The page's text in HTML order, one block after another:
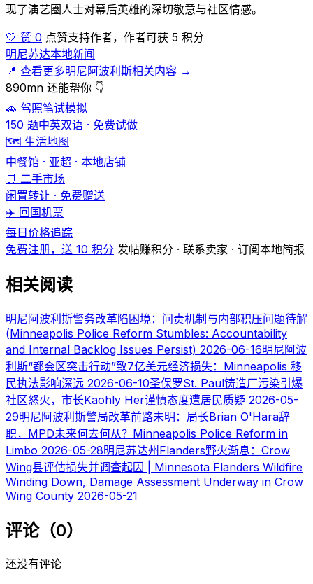
现了演艺圈人士对幕后英雄的深切敬意与社区情感。
🤍 赞 0 点赞支持作者，作者可获 5 积分
明尼苏达本地新闻
📍 查看更多明尼阿波利斯相关内容 →
890mn 还能帮你 👇
🚗 驾照笔试模拟
150 题中英双语 · 免费试做
🗺️ 生活地图
中餐馆 · 亚超 · 本地店铺
🛒 二手市场
闲置转让 · 免费赠送
✈️ 回国机票
每日价格追踪
免费注册，送 10 积分 发帖赚积分 · 联系卖家 · 订阅本地简报
相关阅读
明尼阿波利斯警务改革陷困境：问责机制与内部积压问题待解
(Minneapolis Police Reform Stumbles: Accountability
and Internal Backlog Issues Persist) 2026-06-16明尼阿波
利斯“都会区突击行动”致7亿美元经济损失：Minneapolis 移
民执法影响深远 2026-06-10圣保罗St. Paul铸造厂污染引爆
社区怒火，市长Kaohly Her谨慎态度遭居民质疑 2026-05-
29明尼阿波利斯警局改革前路未明：局长Brian O'Hara辞
职，MPD未来何去何从？Minneapolis Police Reform in
Limbo 2026-05-28明尼苏达州Flanders野火渐息：Crow
Wing县评估损失并调查起因 | Minnesota Flanders Wildfire
Winding Down, Damage Assessment Underway in Crow
Wing County 2026-05-21
评论（0）
还没有评论